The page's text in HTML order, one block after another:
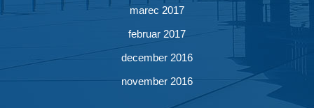
marec 2017
februar 2017
december 2016
november 2016